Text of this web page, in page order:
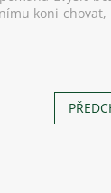
koni